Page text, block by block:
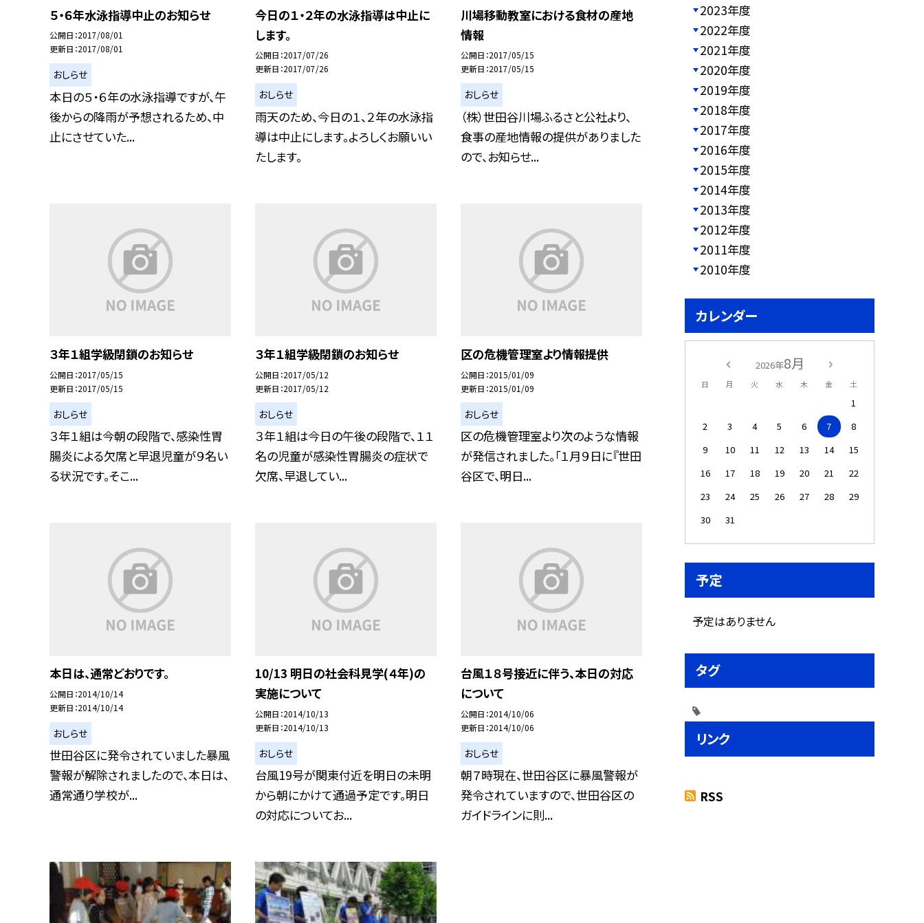
５・６年水泳指導中止のお知らせ
公開日 2017/08/01
更新日 2017/08/01
おしらせ
本日の５・６年の水泳指導ですが、午
後からの降雨が予想されるため、中
止にさせていた...
今日の１・２年の水泳指導は中止に
します。
公開日 2017/07/26
更新日 2017/07/26
おしらせ
雨天のため、今日の１、２年の水泳指
導は中止にします。よろしくお願いい
たします。
川場移動教室における食材の産地
情報
公開日 2017/05/15
更新日 2017/05/15
おしらせ
（株）世田谷川場ふるさと公社より、
食事の産地情報の提供がありました
ので、お知らせ...
３年１組学級閉鎖のお知らせ
公開日 2017/05/15
更新日 2017/05/15
おしらせ
３年１組は今朝の段階で、感染性胃
腸炎による欠席と早退児童が９名い
る状況です。そこ...
３年１組学級閉鎖のお知らせ
公開日 2017/05/12
更新日 2017/05/12
おしらせ
３年１組は今日の午後の段階で、１１
名の児童が感染性胃腸炎の症状で
欠席、早退してい...
区の危機管理室より情報提供
公開日 2015/01/09
更新日 2015/01/09
おしらせ
区の危機管理室より次のような情報
が発信されました。「１月９日に『世田
谷区で、明日...
本日は、通常どおりです。
公開日 2014/10/14
更新日 2014/10/14
おしらせ
世田谷区に発令されていました暴風
警報が解除されましたので、本日は、
通常通り学校が...
10/13 明日の社会科見学(４年)の
実施について
公開日 2014/10/13
更新日 2014/10/13
おしらせ
台風19号が関東付近を明日の未明
から朝にかけて通過予定です。明日
の対応についてお...
台風１８号接近に伴う、本日の対応
について
公開日 2014/10/06
更新日 2014/10/06
おしらせ
朝７時現在、世田谷区に暴風警報が
発令されていますので、世田谷区の
ガイドラインに則...
2023年度
2022年度
2021年度
2020年度
2019年度
2018年度
2017年度
2016年度
2015年度
2014年度
2013年度
2012年度
2011年度
2010年度
カレンダー
2026年8月
日 月 火 水 木 金 土
1
2
3 4 5 6 7
8
9
10 11 12 13 14
15
16
17 18 19 20 21
22
23
24 25 26 27 28
29
30
31
予定
予定はありません
タグ
リンク
RSS